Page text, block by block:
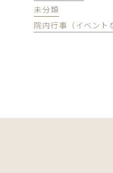
未分類
院内行事（イベント